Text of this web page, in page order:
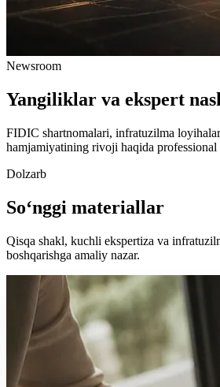
Newsroom
Yangiliklar va ekspert
FIDIC shartnomalari, infratuzilma
hamjamiyatining rivoji haqida professional
Dolzarb
So‘nggi materiallar
Qisqa shakl, kuchli ekspertiza va
boshqarishga amaliy nazar.